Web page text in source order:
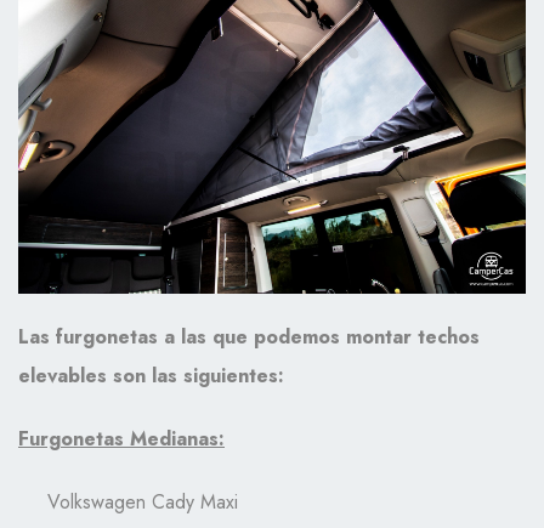
Las furgonetas a las que podemos montar techos
elevables son las siguientes:
Furgonetas Medianas:
Volkswagen Cady Maxi